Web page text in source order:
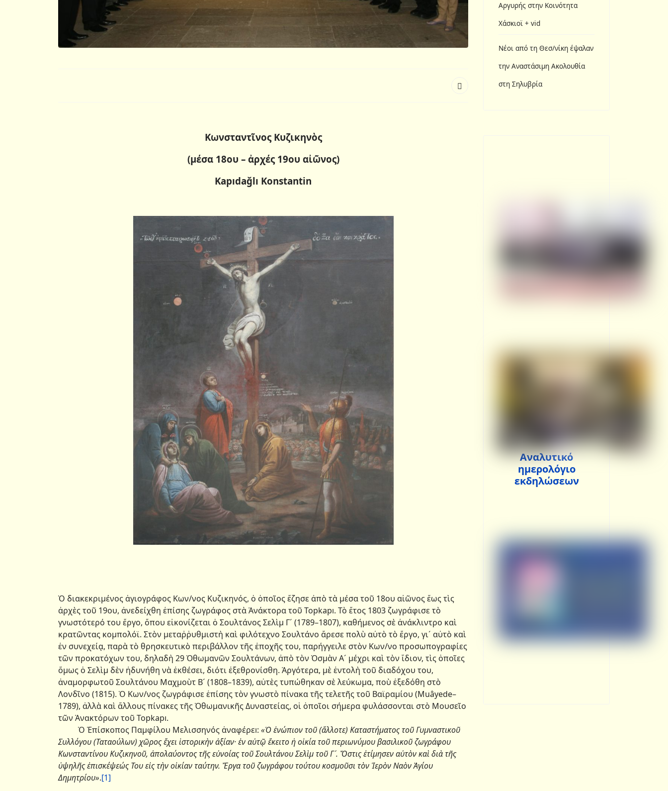
Κωνσταντῖνος Κυζικηνὸς
(μέσα 18ου – ἀρχές 19ου αἰῶνος)
Kapıdağlı Konstantin
Ὁ διακεκριμένος ἁγιογράφος Κων/νος Κυζικηνός, ὁ ὁποῖος ἔζησε ἀπὸ τὰ μέσα τοῦ 18ου αἰῶνος ἕως τὶς
ἀρχὲς τοῦ 19ου, ἀνεδείχθη ἐπίσης ζωγράφος στὰ Ἀνάκτορα τοῦ Τοpkapı. Τὸ ἔτος 1803 ζωγράφισε τὸ
γνωστότερό του ἔργο, ὅπου εἰκονίζεται ὁ Σουλτάνος Σελὶμ Γ´ (1789–1807), καθήμενος σὲ ἀνάκλιντρο καὶ
κρατῶντας κομπολόϊ. Στὸν μεταῤῥυθμιστὴ καὶ φιλότεχνο Σουλτάνο ἄρεσε πολὺ αὐτὸ τὸ ἔργο, γι´ αὐτὸ καὶ
ἐν συνεχείᾳ, παρὰ τὸ θρησκευτικὸ περιβάλλον τῆς ἐποχῆς του, παρήγγειλε στὸν Κων/νο προσωπογραφίες
τῶν προκατόχων του, δηλαδὴ 29 Ὀθωμανῶν Σουλτάνων, ἀπὸ τὸν Ὀσμὰν Α´ μέχρι καὶ τὸν ἴδιον, τὶς ὁποῖες
ὅμως ὁ Σελὶμ δὲν ἠδυνήθη νὰ ἐκθέσει, διότι ἐξεθρονίσθη. Ἀργότερα, μὲ ἐντολὴ τοῦ διαδόχου του,
ἀναμορφωτοῦ Σουλτάνου Μαχμοὺτ Β´ (1808–1839), αὐτὲς τυπώθηκαν σὲ λεύκωμα, ποὺ ἐξεδόθη στὸ
Λονδῖνο (1815). Ὁ Κων/νος ζωγράφισε ἐπίσης τὸν γνωστὸ πίνακα τῆς τελετῆς τοῦ Βαϊραμίου (Μuâyede–
1789), ἀλλὰ καὶ ἄλλους πίνακες τῆς Ὀθωμανικῆς Δυναστείας, οἱ ὁποῖοι σήμερα φυλάσσονται στὸ Μουσεῖο
τῶν Ἀνακτόρων τοῦ Τοpkapı.
Ὁ Ἐπίσκοπος Παμφίλου Μελισσηνός ἀναφέρεı: «Ὁ ἐνώπιον τοῦ (ἄλλοτε) Καταστήματος τοῦ Γυμναστικοῦ
Συλλόγου (Ταταούλων) χῶρος ἔχει ἱστορικὴν ἀξίαν· ἐν αὐτῷ ἔκειτο ἡ οἰκία τοῦ περιωνύμου βασιλικοῦ ζωγράφου
Κωνσταντίνου Κυζικηνοῦ, ἀπολαύοντος τῆς εὐνοίας τοῦ Σουλτάνου Σελὶμ τοῦΓ´. Ὅστις ἐτίμησεν αὐτὸν καὶ διὰ τῆς
ὑψηλῆς ἐπισκέψεώς Του εἰς τὴν οἰκίαν ταύτην. Ἔργα τοῦ ζωγράφου τούτου κοσμοῦσι τὸν Ἱερὸν Ναὸν Ἁγίου
Δημητρίου».[1]
Αργυρής στην Κοινότητα
Χάσκιοϊ + vid
Νέοι από τη Θεσ/νίκη έψαλαν
την Αναστάσιμη Ακολουθία
στη Σηλυβρία
Αναλυτικό
ημερολόγιο
εκδηλώσεων